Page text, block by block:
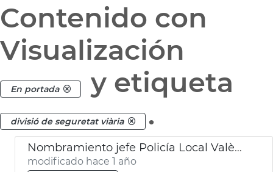
Contenido con
Visualización
En portada y etiqueta
divisió de seguretat viària .
Nombramiento jefe Policía Local València comisario Albendín
modificado hace 1 año